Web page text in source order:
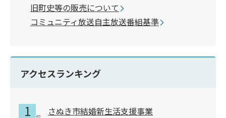
旧町史等の販売について
コミュニティ放送自主放送番組基準
アクセスランキング
さぬき市結婚新生活支援事業